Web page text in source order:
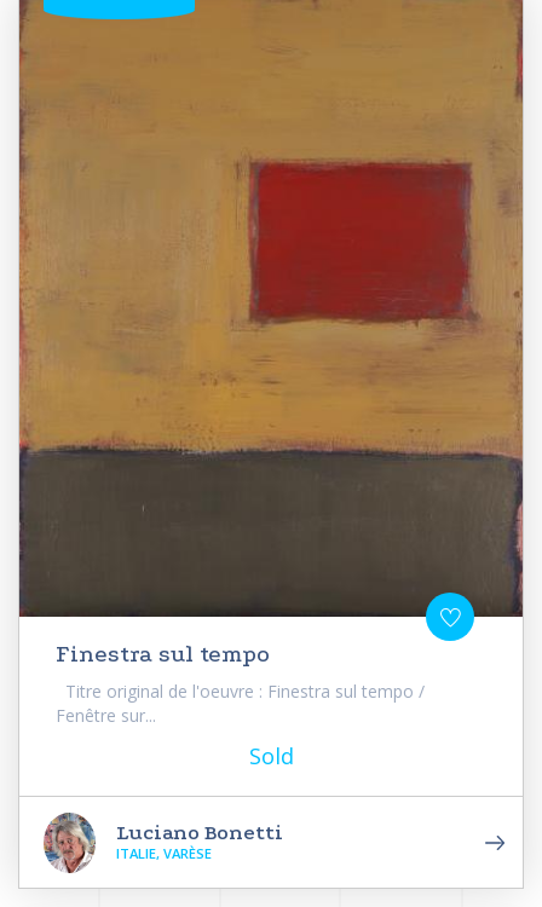
Finestra sul tempo
Titre original de l'oeuvre : Finestra sul tempo /
Fenêtre sur...
Sold
Luciano Bonetti
ITALIE, VARÈSE